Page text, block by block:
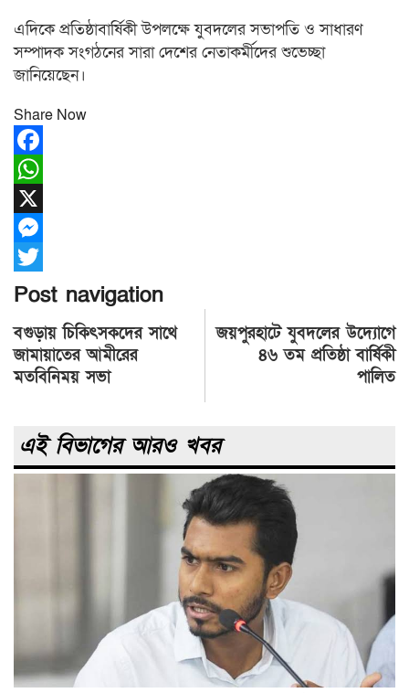
এদিকে প্রতিষ্ঠাবার্ষিকী উপলক্ষে যুবদলের সভাপতি ও সাধারণ
সম্পাদক সংগঠনের সারা দেশের নেতাকর্মীদের শুভেচ্ছা
জানিয়েছেন।
Share Now
Facebook
WhatsApp
X
Messenger
Twitter
Post navigation
বগুড়ায় চিকিৎসকদের সাথে
জামায়াতের আমীরের
মতবিনিময় সভা
জয়পুরহাটে যুবদলের উদ্যোগে
৪৬ তম প্রতিষ্ঠা বার্ষিকী
পালিত
এই বিভাগের আরও খবর